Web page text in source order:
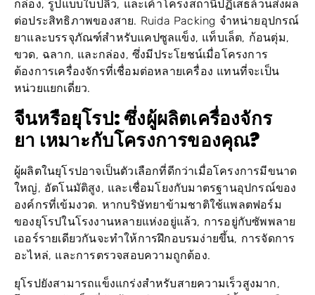
ต่อประสิทธิภาพของสาย. Ruida Packing จำหน่ายอุปกรณ์
ยาและบรรจุภัณฑ์สำหรับแคปซูลแข็ง, แท็บเล็ต, ก้อนตุ่ม,
ขวด, ฉลาก, และกล่อง, ซึ่งมีประโยชน์เมื่อโครงการ
ต้องการเครื่องจักรที่เชื่อมต่อหลายเครื่อง แทนที่จะเป็น
หน่วยแยกเดี่ยว.
จีนหรือยุโรป: ซึ่งผู้ผลิตเครื่องจักร
ยาเหมาะกับโครงการของคุณ?
ใหญ่, อัตโนมัติสูง, และเชื่อมโยงกับมาตรฐานอุปกรณ์ของ
องค์กรที่เข้มงวด. หากบริษัทยาข้ามชาติใช้แพลตฟอร์ม
ของยุโรปในโรงงานหลายแห่งอยู่แล้ว, การอยู่กับซัพพลาย
เออร์รายเดียวกันจะทำให้การฝึกอบรมง่ายขึ้น, การจัดการ
อะไหล่, และการตรวจสอบความถูกต้อง.
โครงการกักเก็บที่ซับซ้อน, วิทยาการหุ่นยนต์ขั้นสูง, หรือ